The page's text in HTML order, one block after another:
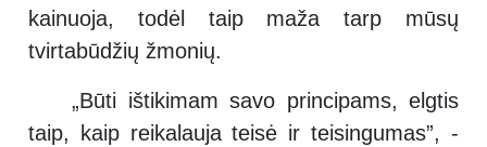
kainuoja, todėl taip maža tarp mūsų
tvirtabūdžių žmonių.
„Būti ištikimam savo principams, elgtis
taip, kaip reikalauja teisė ir teisingumas”, -